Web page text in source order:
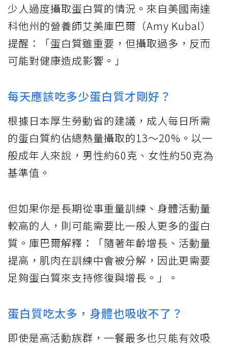
少人過度攝取蛋白質的情況。來自美國南達
科他州的營養師艾美庫巴爾（Amy Kubal）
提醒：「蛋白質雖重要，但攝取過多，反而
可能對健康造成影響。」
每天應該吃多少蛋白質才剛好？
根據日本厚生勞動省的建議，成人每日所需
的蛋白質約佔總熱量攝取的13～20%。以一
般成年人來說，男性約60克、女性約50克為
基準值。
但如果你是長期從事重量訓練、身體活動量
較高的人，則可能需要比一般人更多的蛋白
質。庫巴爾解釋：「隨著年齡增長、活動量
提高，肌肉在訓練中會被分解，因此更需要
足夠蛋白質來支持修復與增長。」。
蛋白質吃太多，身體也吸收不了？
即使是高活動族群，一餐最多也只能有效吸